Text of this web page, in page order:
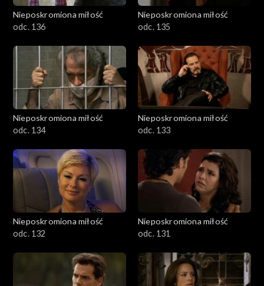
Nieposkromiona miłość
odc. 136
Nieposkromiona miłość
odc. 135
Nieposkromiona miłość
odc. 134
Nieposkromiona miłość
odc. 133
Nieposkromiona miłość
odc. 132
Nieposkromiona miłość
odc. 131